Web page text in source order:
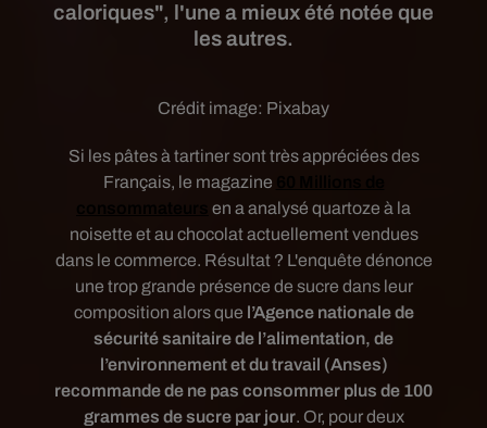
caloriques", l'une a mieux été notée que
les autres.
Crédit image: Pixabay
Si les pâtes à tartiner sont très appréciées des
Français, le magazine
en a analysé quartoze à la
noisette et au chocolat actuellement vendues
dans le commerce. Résultat ? L'enquête dénonce
une trop grande présence de sucre dans leur
composition alors que l’Agence nationale de
sécurité sanitaire de l’alimentation, de
l’environnement et du travail (Anses)
recommande de ne pas consommer plus de 100
grammes de sucre par jour. Or, pour deux